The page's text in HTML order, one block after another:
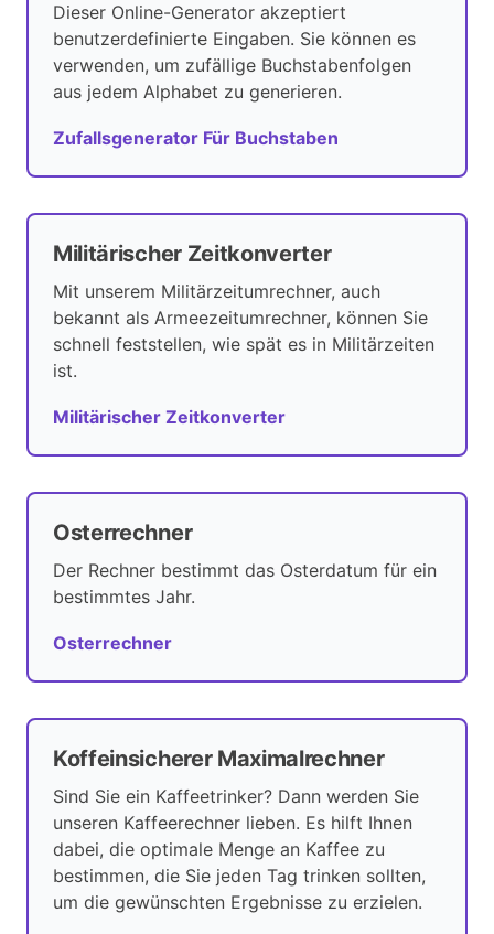
Dieser Online-Generator akzeptiert
benutzerdefinierte Eingaben. Sie können es
verwenden, um zufällige Buchstabenfolgen
aus jedem Alphabet zu generieren.
Zufallsgenerator Für Buchstaben
Militärischer Zeitkonverter
Mit unserem Militärzeitumrechner, auch
bekannt als Armeezeitumrechner, können Sie
schnell feststellen, wie spät es in Militärzeiten
ist.
Militärischer Zeitkonverter
Osterrechner
Der Rechner bestimmt das Osterdatum für ein
bestimmtes Jahr.
Osterrechner
Koffeinsicherer Maximalrechner
Sind Sie ein Kaffeetrinker? Dann werden Sie
unseren Kaffeerechner lieben. Es hilft Ihnen
dabei, die optimale Menge an Kaffee zu
bestimmen, die Sie jeden Tag trinken sollten,
um die gewünschten Ergebnisse zu erzielen.